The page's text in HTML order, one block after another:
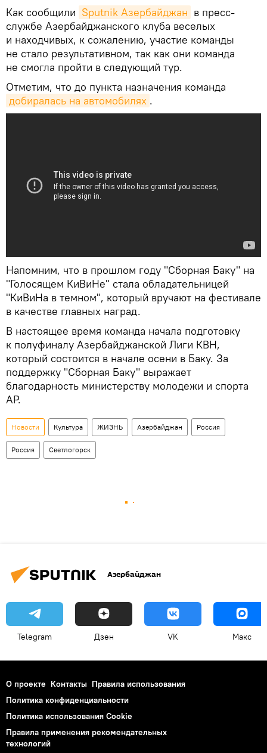
Как сообщили Sputnik Азербайджан в пресс-
службе Азербайджанского клуба веселых
и находчивых, к сожалению, участие команды
не стало результативном, так как они команда
не смогла пройти в следующий тур.
Отметим, что до пункта назначения команда
добиралась на автомобилях .
Напомним, что в прошлом году "Сборная Баку" на
"Голосящем КиВиНе" стала обладательницей
"КиВиНа в темном", который вручают на фестивале
в качестве главных наград.
В настоящее время команда начала подготовку
к полуфиналу Азербайджанской Лиги КВН,
который состоится в начале осени в Баку. За
поддержку "Сборная Баку" выражает
благодарность министерству молодежи и спорта
АР.
Новости Культура ЖИЗНЬ Азербайджан Россия
Россия Светлогорск
Азербайджан
Telegram Дзен VK Макс
О проекте Контакты Правила использования
Политика конфиденциальности
Политика использования Cookie
Правила применения рекомендательных
технологий